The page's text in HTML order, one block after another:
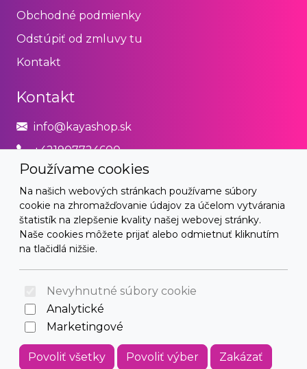
Používame cookies
Na našich webových stránkach používame súbory
cookie na zhromažďovanie údajov za účelom vytvárania
štatistík na zlepšenie kvality našej webovej stránky.
Naše cookies môžete prijať alebo odmietnuť kliknutím
na tlačidlá nižšie.
Nevyhnutné súbory cookie
Analytické
Marketingové
Povoliť všetky Povoliť výber Zakázať
Obchodné podmienky
Odstúpiť od zmluvy tu
Kontakt
Kontakt
info@kayashop.sk
+421907724600
Právne
Obchodné podmienky
Zásady používania cookies
© 2026 Arrabella s.r.o., mayabella s.r.o., Všetky práva
vyhradené.
Hosting: - Web: